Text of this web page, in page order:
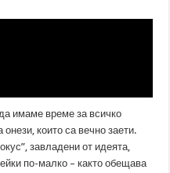
имаме време за всичко
които са вечно заети.
завладени от идеята,
по-малко – както обещава